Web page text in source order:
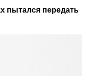
пытался передать